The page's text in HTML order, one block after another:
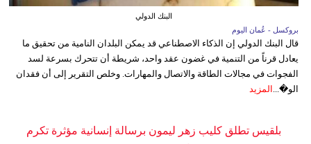
البنك الدولي
بروكسل - عُمان اليوم
قال البنك الدولي إن الذكاء الاصطناعي قد يمكن البلدان النامية من تحقيق ما
يعادل قرناً من التنمية في غضون عقد واحد، شريطة أن تتحرك بسرعة لسد
الفجوات في مجالات الطاقة والاتصال والمهارات. وخلص التقرير إلى أن فقدان
الو�...
المزيد
بلقيس تطلق كليب زهر ليمون برسالة إنسانية مؤثرة تكرم